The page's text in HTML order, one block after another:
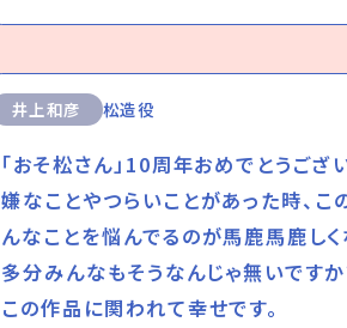
井上和彦 松造役
「おそ松さん」10周年おめでとうござ
嫌なことやつらいことがあった時、こ
んなことを悩んでるのが馬鹿馬鹿しく
多分みんなもそうなんじゃ無いですか
この作品に関われて幸せです。